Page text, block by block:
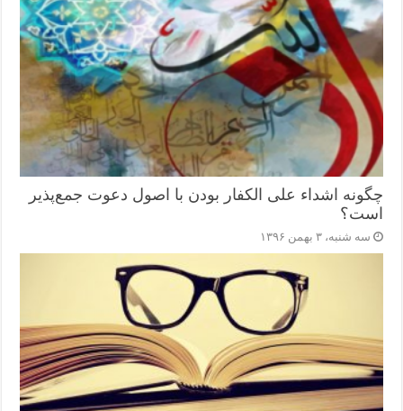
چگونه اشداء علی الکفار بودن با اصول دعوت جمع‌پذیر
است؟
سه شنبه، ۳ بهمن ۱۳۹۶